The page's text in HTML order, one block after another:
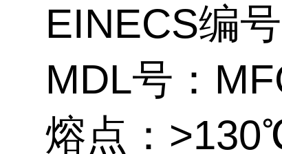
EINECS编
MDL号：
熔点：